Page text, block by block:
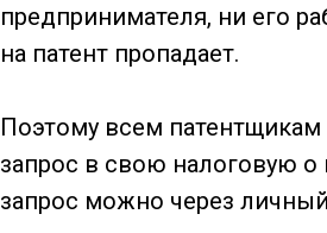
предпринимателя, ни его
на патент пропадает.
Поэтому всем
запрос в свою налоговую
запрос можно через